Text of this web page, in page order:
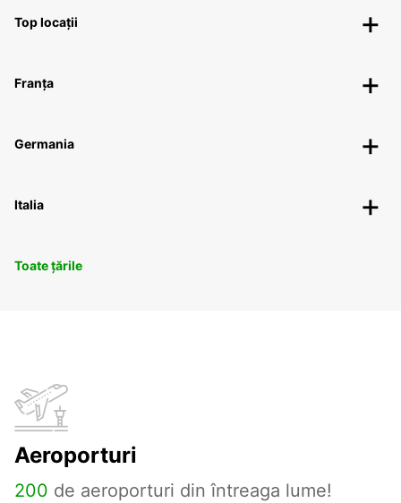
Top locații
Franța
Germania
Italia
Toate țările
Aeroporturi
200 de aeroporturi din întreaga lume!